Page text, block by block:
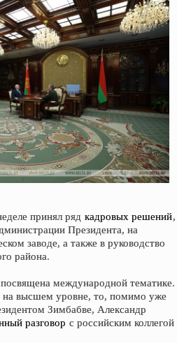
принял ряд кадровых решений,
Президента, на
заводе, а также в руководство
района.
международной тематике.
на высшем уровне, то, помимо уже
Зимбабве, Александр
разговор с российским коллегой